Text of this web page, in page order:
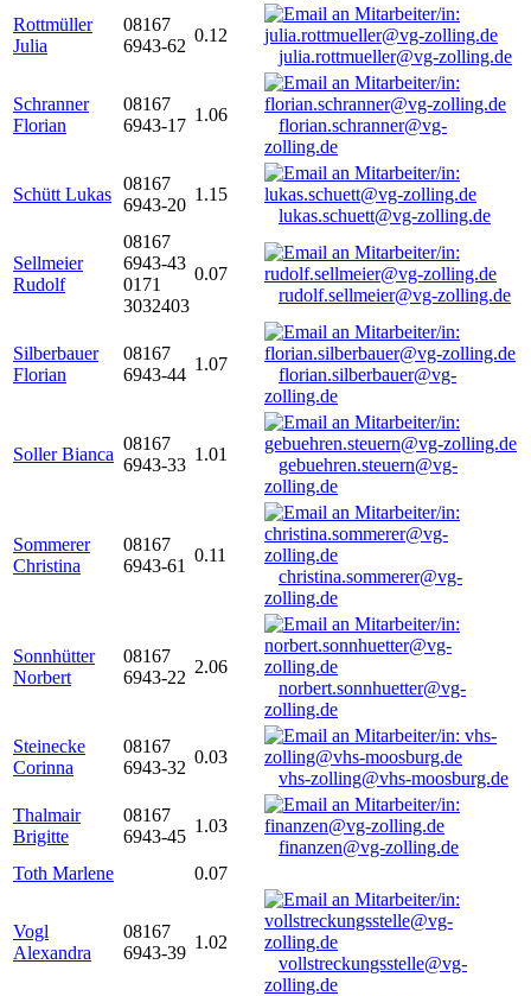
Rottmüller
Julia
08167
6943-62
0.12
julia.rottmueller@vg-zolling.de
Schranner
Florian
08167
6943-17
1.06
florian.schranner@vg-
zolling.de
Schütt Lukas
08167
6943-20
1.15
lukas.schuett@vg-zolling.de
Sellmeier
Rudolf
08167
6943-43
0171
3032403
0.07
rudolf.sellmeier@vg-zolling.de
Silberbauer
Florian
08167
6943-44
1.07
florian.silberbauer@vg-
zolling.de
Soller Bianca
08167
6943-33
1.01
gebuehren.steuern@vg-
zolling.de
Sommerer
Christina
08167
6943-61
0.11
christina.sommerer@vg-
zolling.de
Sonnhütter
Norbert
08167
6943-22
2.06
norbert.sonnhuetter@vg-
zolling.de
Steinecke
Corinna
08167
6943-32
0.03
vhs-zolling@vhs-moosburg.de
Thalmair
Brigitte
08167
6943-45
1.03
finanzen@vg-zolling.de
Toth Marlene
0.07
Vogl
Alexandra
08167
6943-39
1.02
vollstreckungsstelle@vg-
zolling.de